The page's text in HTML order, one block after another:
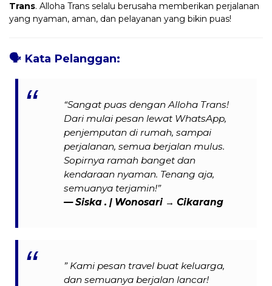
Trans. Alloha Trans selalu berusaha memberikan perjalanan
yang nyaman, aman, dan pelayanan yang bikin puas!
🗣️ Kata Pelanggan:
“Sangat puas dengan Alloha Trans!
Dari mulai pesan lewat WhatsApp,
penjemputan di rumah, sampai
perjalanan, semua berjalan mulus.
Sopirnya ramah banget dan
kendaraan nyaman. Tenang aja,
semuanya terjamin!”
— Siska . | Wonosari → Cikarang
” Kami pesan travel buat keluarga,
dan semuanya berjalan lancar!